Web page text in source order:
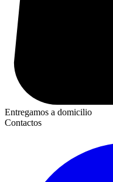
Entregamos a domicilio
Contactos